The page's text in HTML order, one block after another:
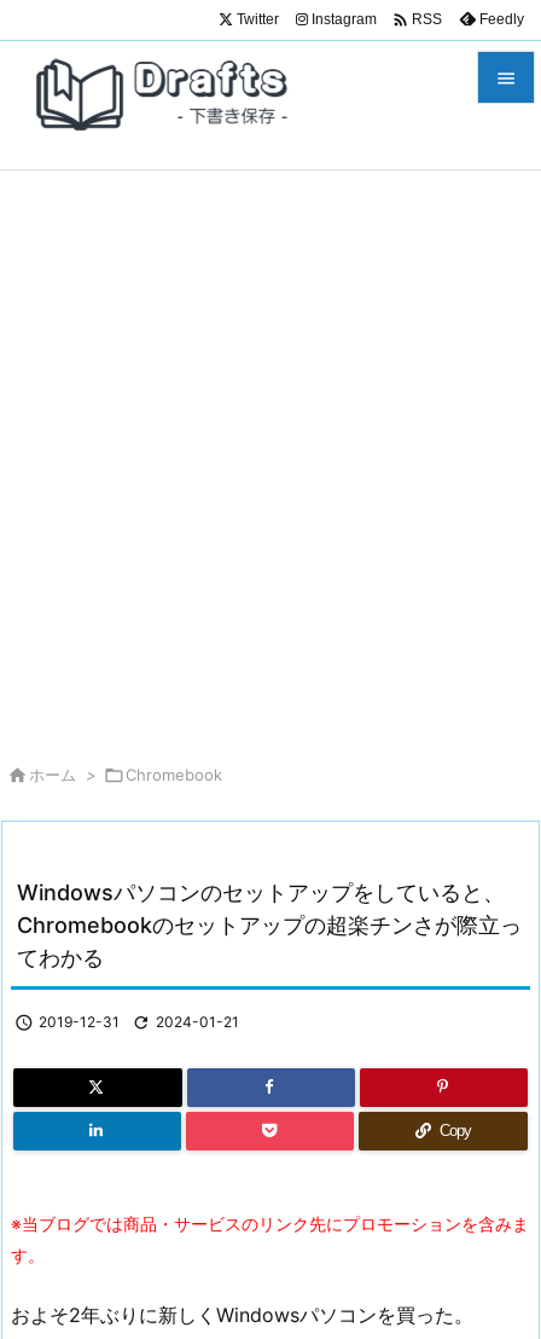

Twitter Instagram  RSS Feedly
 ホーム > Chromebook
Windowsパソコンのセットアップをしていると、
Chromebookのセットアップの超楽チンさが際立っ
てわかる
 2019-12-31  2024-01-21
Copy
※当ブログでは商品・サービスのリンク先にプロモーションを含みま
す。
およそ2年ぶりに新しくWindowsパソコンを買った。